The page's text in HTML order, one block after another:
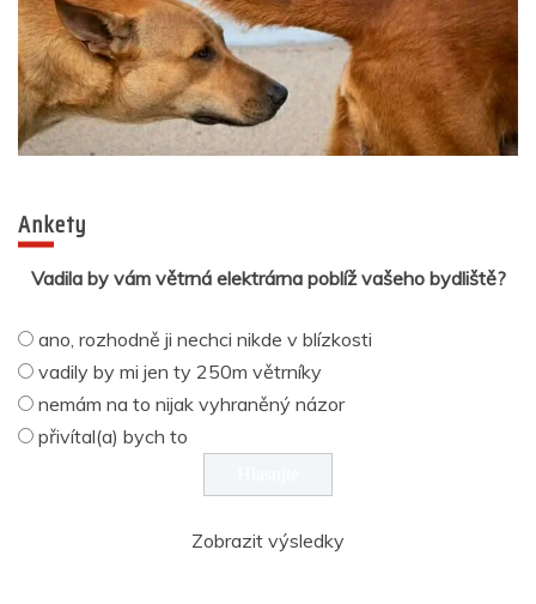
Ankety
Vadila by vám větrná elektrárna poblíž vašeho bydliště?
ano, rozhodně ji nechci nikde v blízkosti
vadily by mi jen ty 250m větrníky
nemám na to nijak vyhraněný názor
přivítal(a) bych to
Zobrazit výsledky